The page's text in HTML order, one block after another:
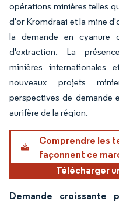
opérations minières telles
d'or Kromdraai et la mine
la demande en cyanure
d'extraction. La
minières internationales
nouveaux projets
perspectives de demande
aurifère de la région.
Comprendre les
façonnent ce
Télécharger
Demande croissante